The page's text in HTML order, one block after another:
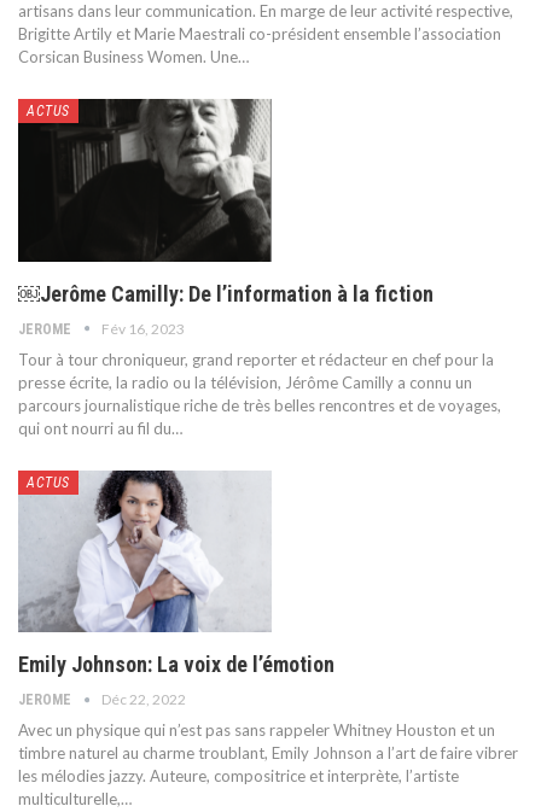
artisans dans leur communication. En marge de leur activité respective,
Brigitte Artily et Marie Maestrali co-président ensemble l’association
Corsican Business Women. Une…
ACTUS
￼Jerôme Camilly: De l’information à la fiction
JEROME Fév 16, 2023
Tour à tour chroniqueur, grand reporter et rédacteur en chef pour la
presse écrite, la radio ou la télévision, Jérôme Camilly a connu un
parcours journalistique riche de très belles rencontres et de voyages,
qui ont nourri au fil du…
ACTUS
Emily Johnson: La voix de l’émotion
JEROME Déc 22, 2022
Avec un physique qui n’est pas sans rappeler Whitney Houston et un
timbre naturel au charme troublant, Emily Johnson a l’art de faire vibrer
les mélodies jazzy. Auteure, compositrice et interprète, l’artiste
multiculturelle,…